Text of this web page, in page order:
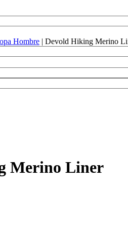
Hombre | Devold Hiking Merino
Merino Liner